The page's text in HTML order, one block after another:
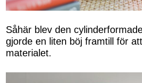
Såhär blev den
gjorde en liten böj framtill för
materialet.